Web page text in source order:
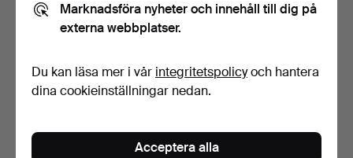
Marknadsföra nyheter och innehåll till dig på
externa webbplatser.
Du kan läsa mer i vår integritetspolicyoch hantera
dina cookieinställningar nedan.
Acceptera alla